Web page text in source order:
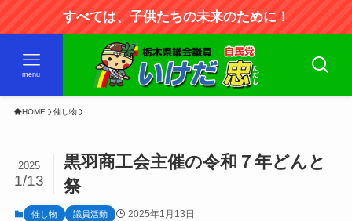
すべては、子供たちの未来のために！
menu
HOME 催し物
黒羽商工会主催の令和７年どんと
祭
2025
1/13
催し物 議員活動 2025年1月13日